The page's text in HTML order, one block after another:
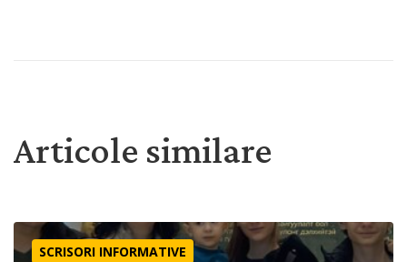
Articole similare
Mai înainte ca să-I cereți
SCRISORI INFORMATIVE